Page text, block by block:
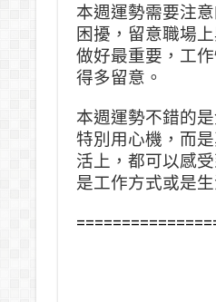
本週運勢需要注
困擾，留意職場
做好最重要，工
得多留意。
本週運勢不錯的
特別用心機，而
活上，都可以感
是工作方式或是